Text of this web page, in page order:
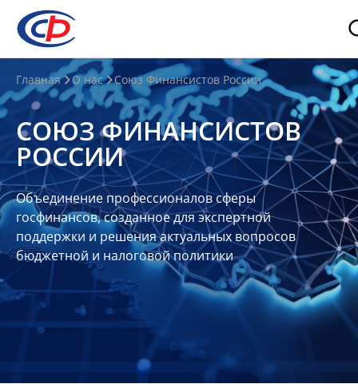
О
нас
О
СФР
Совет
Союза
Участники
Планы
отчеты
Контакты
Главная О нас Союз Финансистов России
СОЮЗ ФИНАНСИСТОВ
РОССИИ
Объединение профессионалов сферы
госфинансов, созданное для экспертной
поддержки и решения актуальных вопросов
бюджетной и налоговой политики